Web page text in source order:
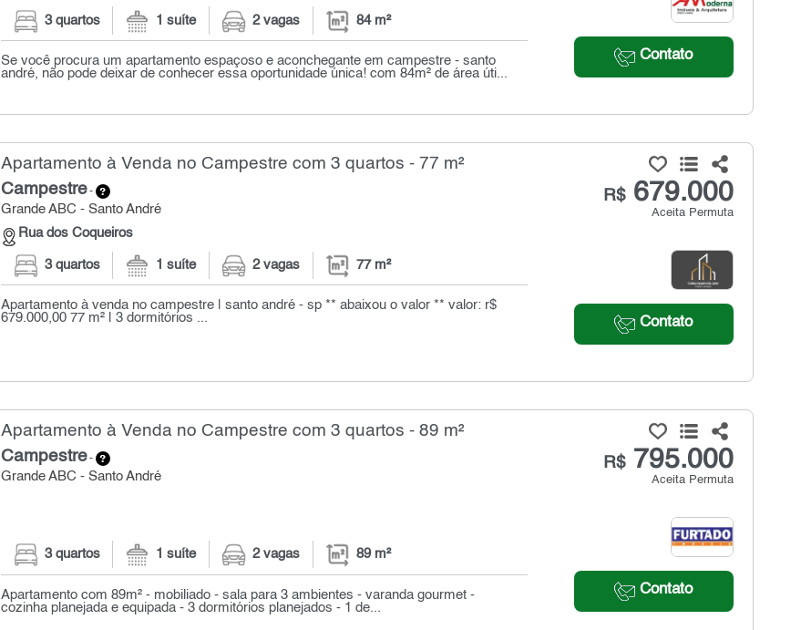
Contato
3 quartos 1 suíte 2 vagas 84 m²
Se você procura um apartamento espaçoso e aconchegante em campestre - santo
andré, não pode deixar de conhecer essa oportunidade única! com 84m² de área úti...
Apartamento à Venda no Campestre com 3 quartos - 77 m²
Campestre-
Grande ABC - Santo André
Rua dos Coqueiros
R$679.000
Aceita Permuta
Contato
3 quartos 1 suíte 2 vagas 77 m²
Apartamento à venda no campestre | santo andré - sp ** abaixou o valor ** valor: r$
679.000,00 77 m² | 3 dormitórios ...
Apartamento à Venda no Campestre com 3 quartos - 89 m²
Campestre-
Grande ABC - Santo André
R$795.000
Aceita Permuta
Contato
3 quartos 1 suíte 2 vagas 89 m²
Apartamento com 89m² - mobiliado - sala para 3 ambientes - varanda gourmet -
cozinha planejada e equipada - 3 dormitórios planejados - 1 de...